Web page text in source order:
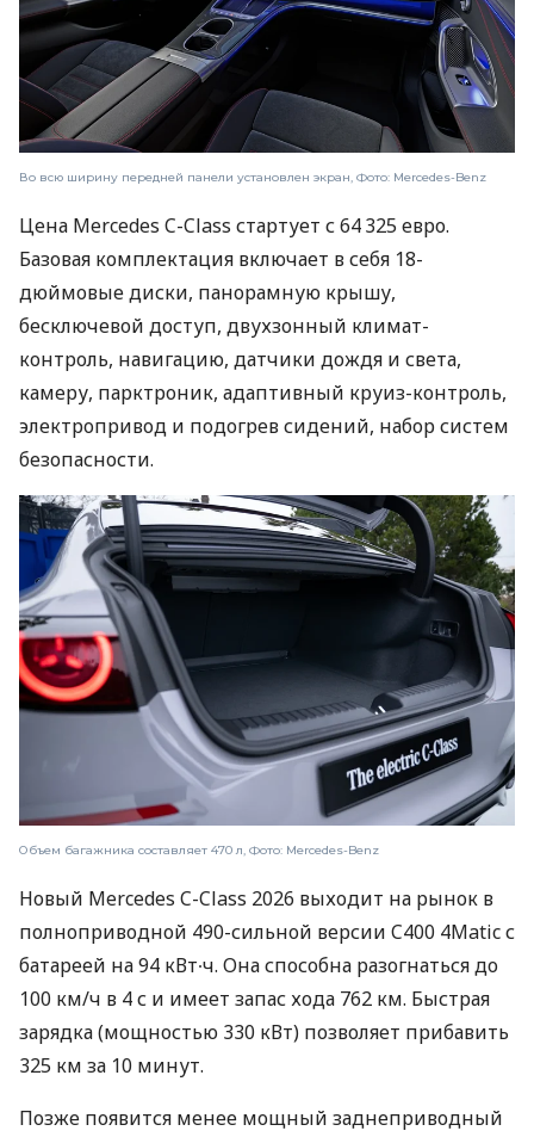
Во всю ширину передней панели установлен экран, Фото: Mercedes-Benz
Цена Mercedes C-Class стартует с 64 325 евро.
Базовая комплектация включает в себя 18-
дюймовые диски, панорамную крышу,
бесключевой доступ, двухзонный климат-
контроль, навигацию, датчики дождя и света,
камеру, парктроник, адаптивный круиз-контроль,
электропривод и подогрев сидений, набор систем
безопасности.
Объем багажника составляет 470 л, Фото: Mercedes-Benz
Новый Mercedes C-Class 2026 выходит на рынок в
полноприводной 490-сильной версии C400 4Matic с
батареей на 94 кВт∙ч. Она способна разогнаться до
100 км/ч в 4 с и имеет запас хода 762 км. Быстрая
зарядка (мощностью 330 кВт) позволяет прибавить
325 км за 10 минут.
Позже появится менее мощный заднеприводный